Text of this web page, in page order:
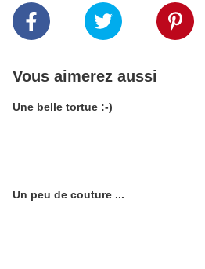
Vous aimerez aussi
Une belle tortue :-)
Un peu de couture ...